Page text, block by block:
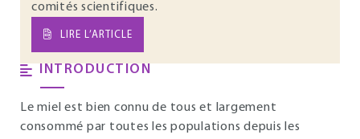
comités scientifiques.
LIRE L’ARTICLE
INTRODUCTION
Le miel est bien connu de tous et largement
consommé par toutes les populations depuis les